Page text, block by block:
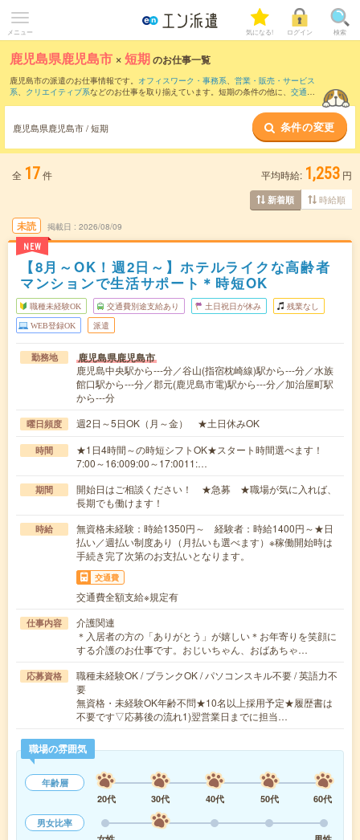
メニュー 気になる! ログイン 検索
鹿児島県鹿児島市 ×短期のお仕事一覧
鹿児島市の派遣のお仕事情報です。 オフィスワーク・事務系、 営業・販売・サービス
系、 クリエイティブ系などのお仕事を取り揃えています。短期の条件の他に、 交通費
鹿児島県鹿児島市 / 短期 条件の変更
全 17件 平均時給: 1,253 円
新着順 時給順
未読
NEW
掲載日 2026/08/09
【8月～OK！週2日～】ホテルライクな高齢者
マンションで生活サポート＊時短OK
職種未経験OK 交通費別途支給あり 土日祝日が休み 残業なし
WEB登録OK 派遣
勤務地 鹿児島県鹿児島市
鹿児島中央駅から---分／谷山(指宿枕崎線)駅から---分／水族
館口駅から---分／郡元(鹿児島市電)駅から---分／加治屋町駅
から---分
曜日頻度 週2日～5日OK（月～金） ★土日休みOK
時間
★1日4時間～の時短シフトOK★スタート時間選べます！
7:00～16:009:00～17:0011:…
期間
開始日はご相談ください！ ★急募 ★職場が気に入れば、
長期でも働けます！
時給
無資格未経験：時給1350円～ 経験者：時給1400円～★日
払い／週払い制度あり（月払いも選べます）※稼働開始時は
手続き完了次第のお支払いとなります。
交通費
交通費全額支給※規定有
仕事内容
介護関連
＊入居者の方の「ありがとう」が嬉しい＊お年寄りを笑顔に
する介護のお仕事です。おじいちゃん、おばあちゃ…
応募資格
職種未経験OK / ブランクOK / パソコンスキル不要 / 英語力不
要
無資格・未経験OK年齢不問★10名以上採用予定★履歴書は
不要です▽応募後の流れ1)翌営業日までに担当…
職場の雰囲気
年齢層
20代
30代 40代 50代
60代
男女比率